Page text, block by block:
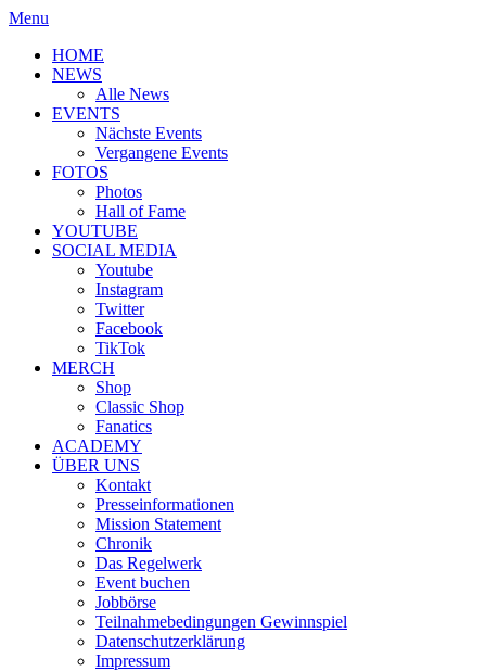
Menu
HOME
NEWS
Alle News
EVENTS
Nächste Events
Vergangene Events
FOTOS
Photos
Hall of Fame
YOUTUBE
SOCIAL MEDIA
Youtube
Instagram
Twitter
Facebook
TikTok
MERCH
Shop
Classic Shop
Fanatics
ACADEMY
ÜBER UNS
Kontakt
Presseinformationen
Mission Statement
Chronik
Das Regelwerk
Event buchen
Jobbörse
Teilnahmebedingungen Gewinnspiel
Datenschutzerklärung
Impressum